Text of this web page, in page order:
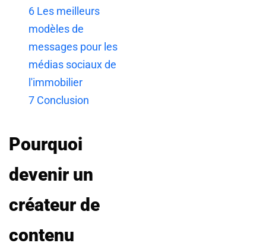
6 Les meilleurs
modèles de
messages pour les
médias sociaux de
l'immobilier
7 Conclusion
Pourquoi
devenir un
créateur de
contenu